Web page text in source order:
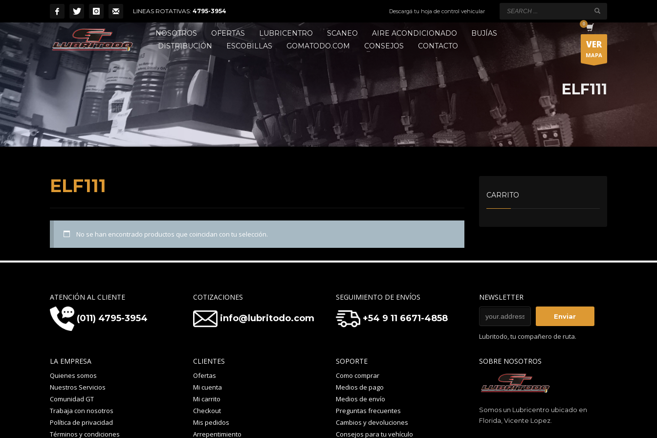
LINEAS ROTATIVAS: 4795-3954 Descargá tu hoja de control vehicular
NOSOTROS OFERTAS LUBRICENTRO SCANEO AIRE ACONDICIONADO
BUJÍAS
DISTRIBUCIÓN
ESCOBILLAS GOMATODO.COM CONSEJOS CONTACTO VER
MAPA
ELF111
ELF111
No se han encontrado productos que coincidan con tu selección.
CARRITO
ATENCIÓN AL CLIENTE
(011) 4795-3954
COTIZACIONES
info@lubritodo.com
SEGUIMIENTO DE ENVÍOS
+54 9 11 6671-4858
NEWSLETTER
Lubritodo, tu compañero de ruta.
LA EMPRESA
Quienes somos
Nuestros Servicios
Comunidad GT
Trabaja con nosotros
Política de privacidad
Términos y condiciones
CLIENTES
Ofertas
Mi cuenta
Mi carrito
Checkout
Mis pedidos
Arrepentimiento
SOPORTE
Como comprar
Medios de pago
Medios de envío
Preguntas frecuentes
Cambios y devoluciones
Consejos para tu vehículo
SOBRE NOSOTROS
Somos un Lubricentro ubicado en
Florida, Vicente Lopez.